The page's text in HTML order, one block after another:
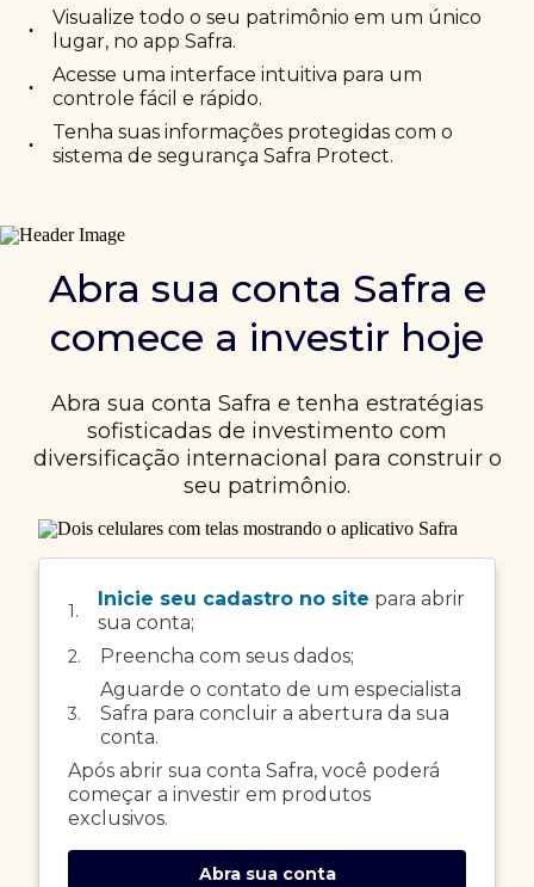
•
Visualize todo o seu patrimônio em um único
lugar, no app Safra.
•
Acesse uma interface intuitiva para um
controle fácil e rápido.
•
Tenha suas informações protegidas com o
sistema de segurança Safra Protect.
Abra sua conta Safra e
comece a investir hoje
Abra sua conta Safra e tenha estratégias
sofisticadas de investimento com
diversificação internacional para construir o
seu patrimônio.
1.
Inicie seu cadastro no site para abrir
sua conta;
2. Preencha com seus dados;
3.
Aguarde o contato de um especialista
Safra para concluir a abertura da sua
conta.
Após abrir sua conta Safra, você poderá
começar a investir em produtos
exclusivos.
Abra sua conta